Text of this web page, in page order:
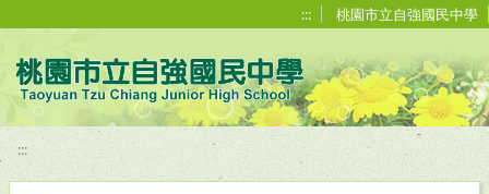
::: 桃園市立自強國民中學
:::